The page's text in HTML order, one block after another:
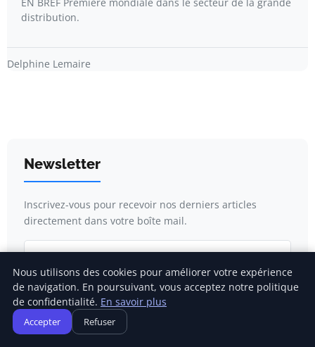
EN BREF Première mondiale dans le secteur de la grande
distribution.
Delphine Lemaire
Newsletter
Inscrivez-vous pour recevoir nos derniers articles
directement dans votre boîte mail.
S'inscrire
Nous utilisons des cookies pour améliorer votre expérience
de navigation. En poursuivant, vous acceptez notre politique
de confidentialité. En savoir plus
Accepter Refuser